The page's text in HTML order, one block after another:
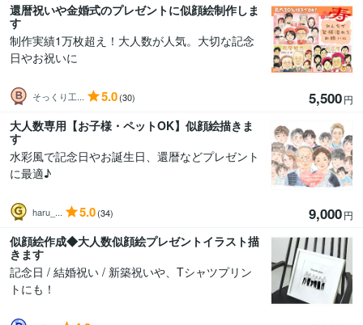
還暦祝いや金婚式のプレゼントに似顔絵制作しま
す
制作実績1万枚超え！大人数が人気。大切な記念
日やお祝いに
そっくり工... 5.0(30) 5,500円
大人数専用【お子様・ペットOK】似顔絵描きま
す
水彩風で記念日やお誕生日、還暦などプレゼント
に最適♪
haru_... 5.0(34) 9,000円
似顔絵作成◆大人数似顔絵プレゼントイラスト描
きます
記念日 / 結婚祝い / 新築祝いや、Tシャツプリン
トにも！